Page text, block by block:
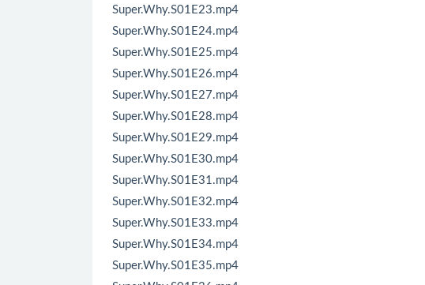
Super.Why.S01E23.mp4
Super.Why.S01E24.mp4
Super.Why.S01E25.mp4
Super.Why.S01E26.mp4
Super.Why.S01E27.mp4
Super.Why.S01E28.mp4
Super.Why.S01E29.mp4
Super.Why.S01E30.mp4
Super.Why.S01E31.mp4
Super.Why.S01E32.mp4
Super.Why.S01E33.mp4
Super.Why.S01E34.mp4
Super.Why.S01E35.mp4